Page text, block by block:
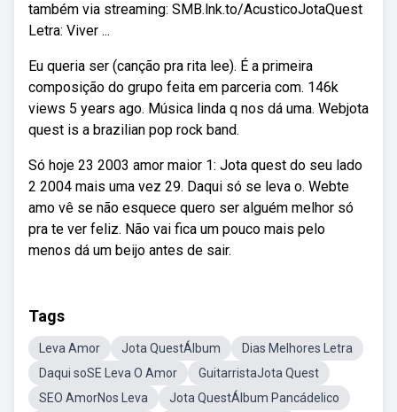
também via streaming: SMB.lnk.to/AcusticoJotaQuest
Letra: Viver ...
Eu queria ser (canção pra rita lee). É a primeira
composição do grupo feita em parceria com. 146k
views 5 years ago. Música linda q nos dá uma. Webjota
quest is a brazilian pop rock band.
Só hoje 23 2003 amor maior 1: Jota quest do seu lado
2 2004 mais uma vez 29. Daqui só se leva o. Webte
amo vê se não esquece quero ser alguém melhor só
pra te ver feliz. Não vai fica um pouco mais pelo
menos dá um beijo antes de sair.
Tags
Leva Amor Jota QuestÁlbum
Dias Melhores Letra
Daqui soSE Leva O Amor
GuitarristaJota Quest
SEO AmorNos Leva
Jota QuestÁlbum Pancádelico